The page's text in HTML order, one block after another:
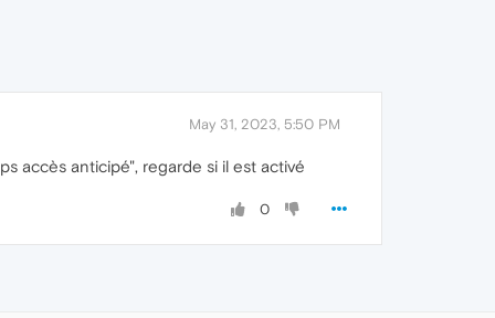
May 31, 2023, 5:50 PM
accès anticipé", regarde si il est activé
0